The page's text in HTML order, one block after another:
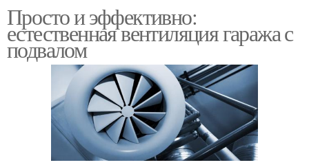
Просто и эффективно:
естественная вентиляция гаража с
подвалом